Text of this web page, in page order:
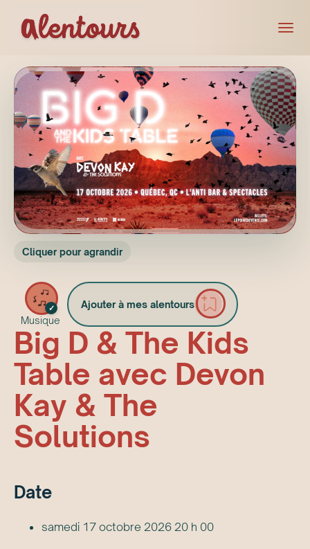
Cliquer pour agrandir
✓
Musique
Ajouter à mes alentours
Big D & The Kids
Table avec Devon
Kay & The
Solutions
Date
samedi 17 octobre 2026 20 h 00